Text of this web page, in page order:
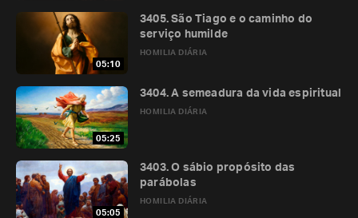
05:10
HOMILIA DIÁRIA
3405. São Tiago e o caminho do
serviço humilde
05:25
HOMILIA DIÁRIA
3404. A semeadura da vida espiritual
05:05
HOMILIA DIÁRIA
3403. O sábio propósito das
parábolas